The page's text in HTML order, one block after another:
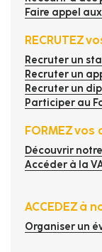
Faire appel
RECRUTEZ
Recruter un
Recruter un
Recruter un
Participer au
FORMEZ
Découvrir
Accéder à la
ACCEDEZ à
Organiser un